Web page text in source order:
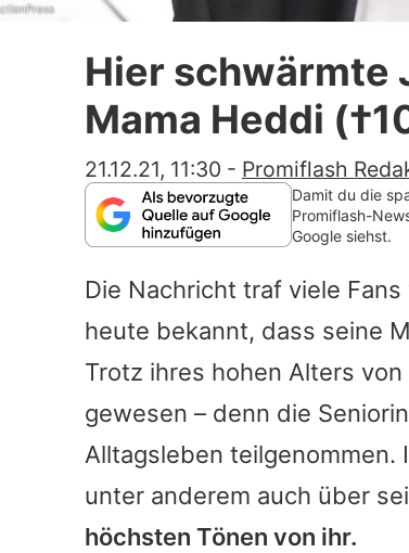
Hier schwärmte
Mama Heddi
21.12.21, 11:30 - Promiflash
Damit du die
Promiflash-
Google siehst.
Die Nachricht traf viele
heute bekannt, dass seine
Trotz ihres hohen Alters
gewesen – denn die
Alltagsleben teilgenommen.
unter anderem auch über
höchsten Tönen von ihr.